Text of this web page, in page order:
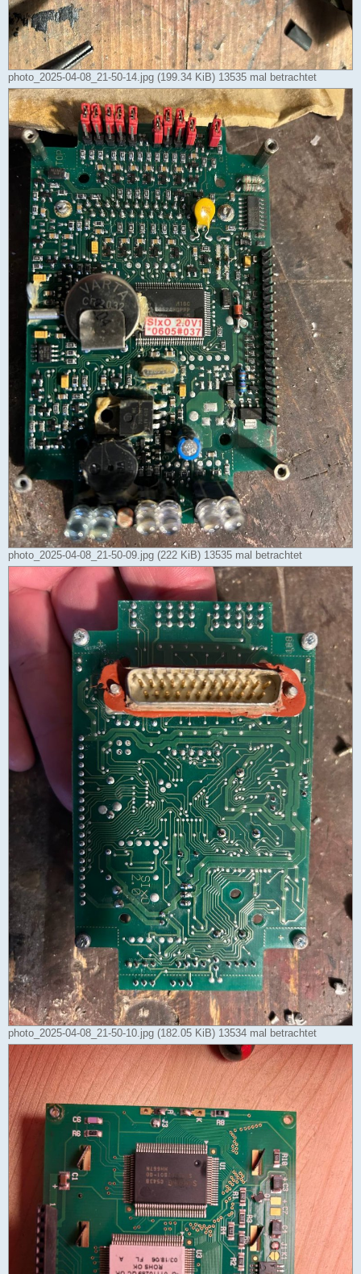
photo_2025-04-08_21-50-14.jpg (199.34 KiB) 13535 mal betrachtet
photo_2025-04-08_21-50-09.jpg (222 KiB) 13535 mal betrachtet
photo_2025-04-08_21-50-10.jpg (182.05 KiB) 13534 mal betrachtet